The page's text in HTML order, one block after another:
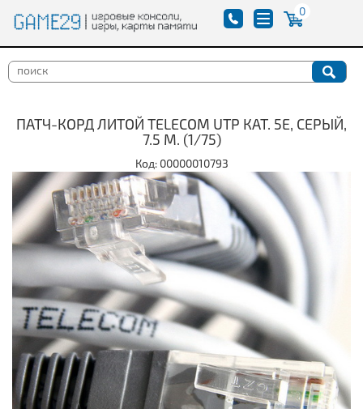
0
ПАТЧ-КОРД ЛИТОЙ TELECOM UTP КАТ. 5Е, СЕРЫЙ,
7.5 М. (1/75)
Код: 00000010793